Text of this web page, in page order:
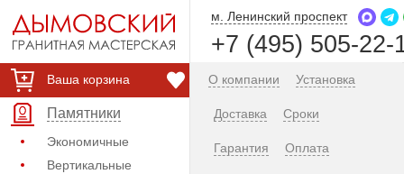
Ваша корзина
Памятники
Экономичные
Вертикальные
м. Ленинский проспект
+7 (495) 505-22-
О компании Установка
Доставка Сроки
Гарантия Оплата